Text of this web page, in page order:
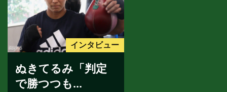
インタビュー
ぬきてるみ「判定
で勝つつも...